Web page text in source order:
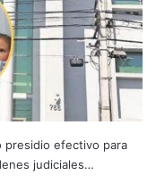
presidio efectivo para
judiciales…